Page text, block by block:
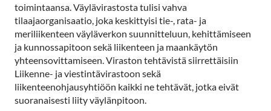
toimintaansa. Väylävirastosta tulisi vahva
tilaajaorganisaatio, joka keskittyisi tie-, rata- ja
meriliikenteen väyläverkon suunnitteluun, kehittämiseen
ja kunnossapitoon sekä liikenteen ja maankäytön
yhteensovittamiseen. Viraston tehtävistä siirrettäisiin
Liikenne- ja viestintävirastoon sekä
liikenteenohjausyhtiöön kaikki ne tehtävät, jotka eivät
suoranaisesti liity väylänpitoon.